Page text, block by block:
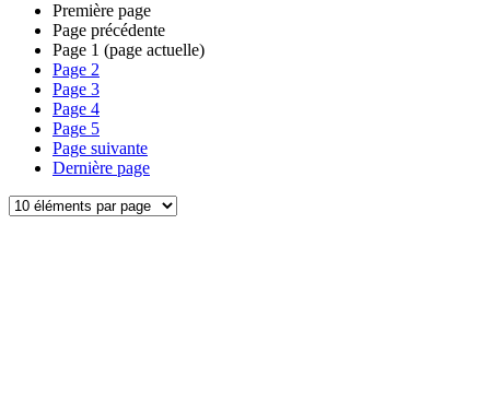
Première page
Page précédente
Page 1 (page actuelle)
Page 2
Page 3
Page 4
Page 5
Page suivante
Dernière page